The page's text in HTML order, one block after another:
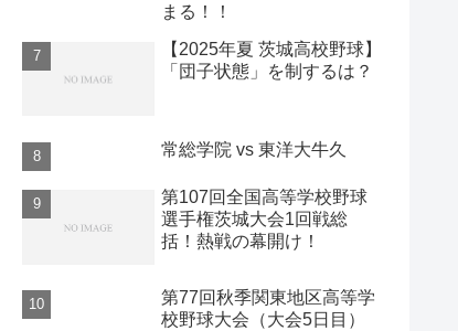
まる！！
【2025年夏 茨城高校野球】
「団子状態」を制するは？
常総学院 vs 東洋大牛久
第107回全国高等学校野球
選手権茨城大会1回戦総
括！熱戦の幕開け！
第77回秋季関東地区高等学
校野球大会（大会5日目）